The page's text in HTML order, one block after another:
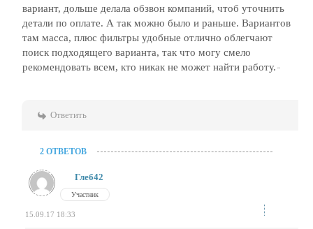
вариант, дольше делала обзвон компаний, чтоб уточнить
детали по оплате. А так можно было и раньше. Вариантов
там масса, плюс фильтры удобные отлично облегчают
поиск подходящего варианта, так что могу смело
рекомендовать всем, кто никак не может найти работу.
Ответить
2 ОТВЕТОВ
Глеб42
Участник
15.09.17 18:33